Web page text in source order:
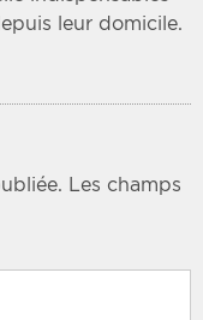
leur domicile.
Les champs